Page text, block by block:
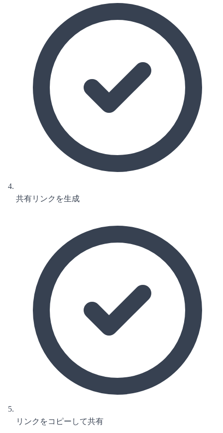
共有リンクを生成
リンクをコピーして共有